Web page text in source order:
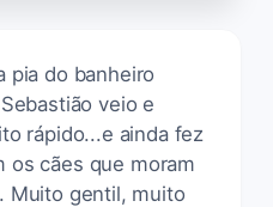
pia do banheiro
veio e
rápido...e ainda fez
os cães que moram
Muito gentil, muito